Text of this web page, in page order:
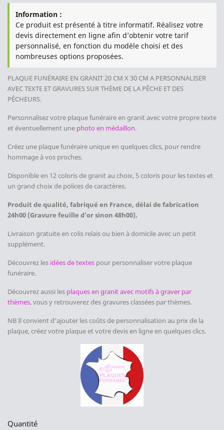
Information :
Ce produit est présenté à titre informatif. Réalisez votre
devis directement en ligne afin d’obtenir votre tarif
personnalisé, en fonction du modèle choisi et des
nombreuses options proposées.
PLAQUE FUNÉRAIRE EN GRANIT 20 CM X 30 CM A PERSONNALISER
AVEC TEXTE ET GRAVURES SUR THÈME DE LA PÊCHE ET DES
PÊCHEURS.
Personnalisez votre plaque funéraire en granit avec votre propre texte
et éventuellement une photo en médaillon.
Créez une plaque funéraire unique en quelques clics, pour rendre
hommage à vos proches.
Disponible en 12 coloris de granit au choix, 5 coloris pour les textes et
un grand choix de polices de caractères.
Produit de qualité, fabriqué en France, délai de fabrication
24h00 (Gravure feuille d'or sinon 48h00).
Livraison gratuite en colis relais ou bien à domicile avec un petit
supplément.
Découvrez les idées de textes pour personnaliser votre plaque
funéraire.
Découvrez aussi les plaques en granit avec motifs à graver par
thèmes, vous y retrouverez des gravures classées par thèmes.
NB Il convient d'ajouter les coûts de personnalisation au prix de la
plaque, créez votre plaque et votre devis en ligne en quelques clics.
Quantité